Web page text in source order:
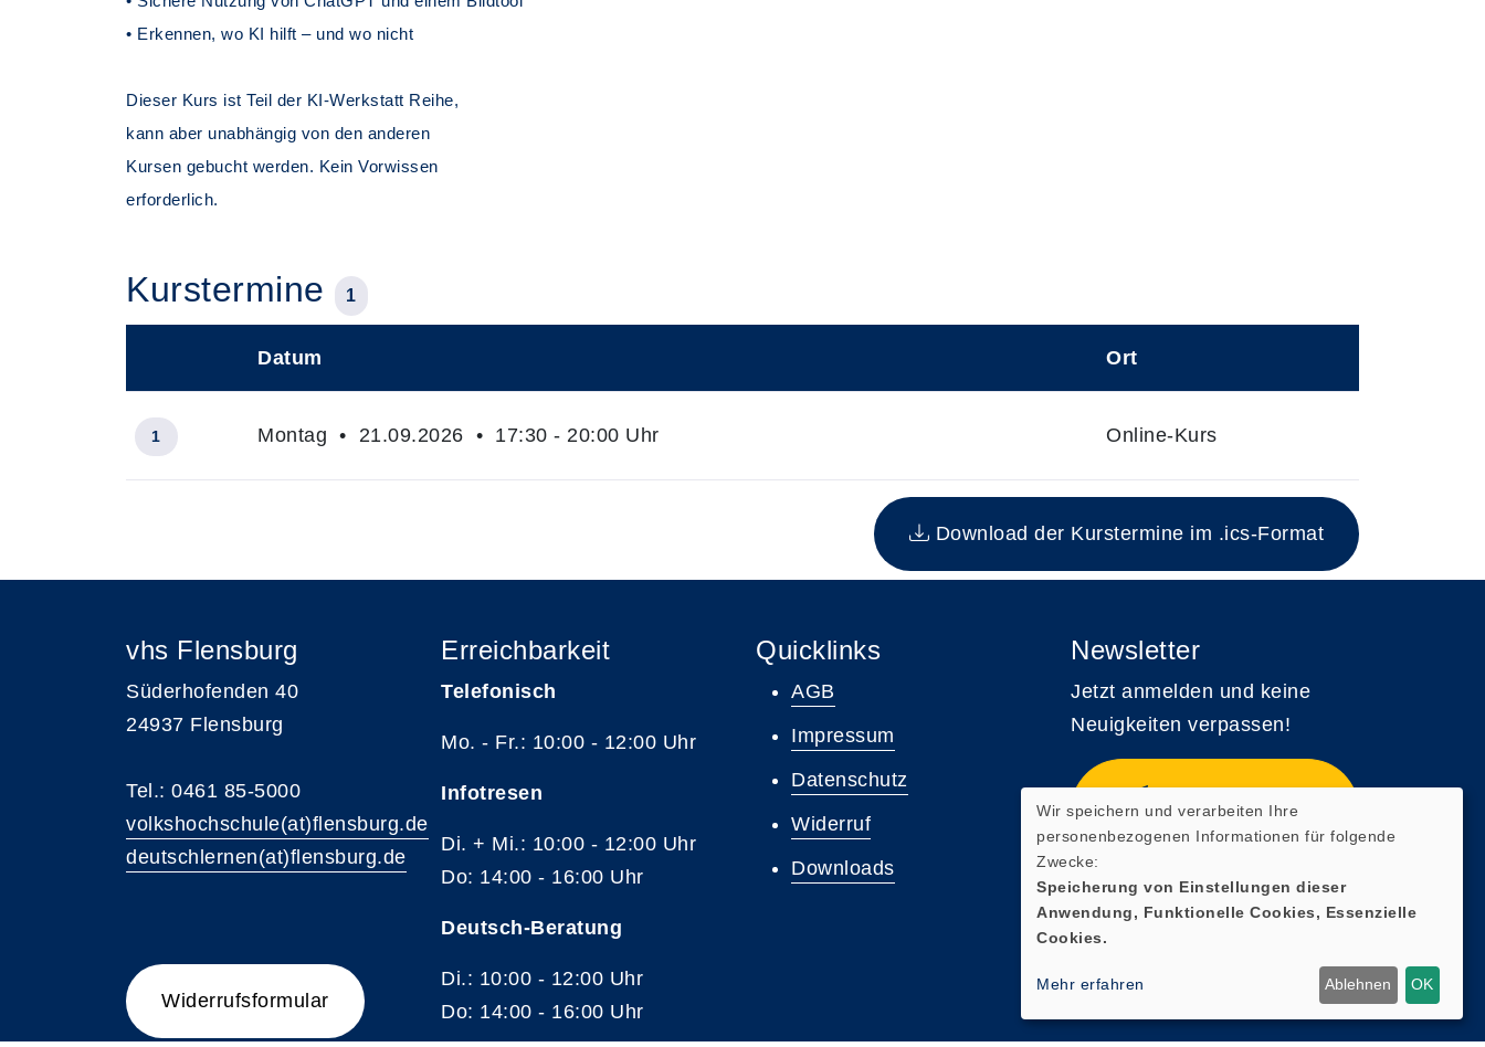
• Erkennen, wo KI hilft – und wo nicht
Dieser Kurs ist Teil der KI-Werkstatt Reihe,
kann aber unabhängig von den anderen
Kursen gebucht werden. Kein Vorwissen
erforderlich.
Kurstermine 1
Datum Ort
1 Montag • 21.09.2026 • 17:30 - 20:00 Uhr Online-Kurs
Download der Kurstermine im .ics-Format
vhs Flensburg
Süderhofenden 40
24937 Flensburg
Tel.: 0461 85-5000
volkshochschule(at)flensburg.de
deutschlernen(at)flensburg.de
Widerrufsformular
Erreichbarkeit
Telefonisch
Mo. - Fr.: 10:00 - 12:00 Uhr
Infotresen
Di. + Mi.: 10:00 - 12:00 Uhr
Do: 14:00 - 16:00 Uhr
Deutsch-Beratung
Di.: 10:00 - 12:00 Uhr
Do: 14:00 - 16:00 Uhr
Quicklinks
AGB
Impressum
Datenschutz
Widerruf
Downloads
Newsletter
Jetzt anmelden und keine
Neuigkeiten verpassen!
anmelden
Wir speichern und verarbeiten Ihre
personenbezogenen Informationen für folgende
Zwecke:
Speicherung von Einstellungen dieser
Anwendung, Funktionelle Cookies, Essenzielle
Cookies.
Mehr erfahren Ablehnen OK